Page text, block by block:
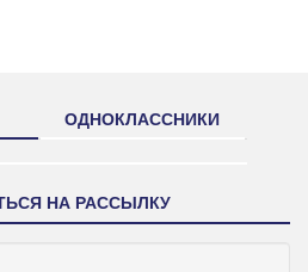
ОДНОКЛАССНИКИ
НА РАССЫЛКУ